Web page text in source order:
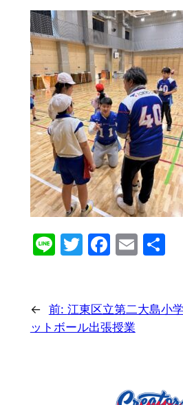
LineTwitterEmail
共
← 前: 江東区立第二大島小
ットボール出張授業